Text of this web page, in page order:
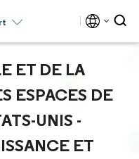
ET DE LA
ESPACES DE
UNIS -
ET